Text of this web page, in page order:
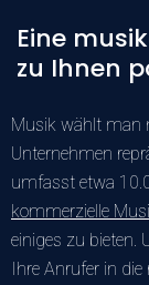
Eine
zu Ihnen
Musik wählt man
Unternehmen
umfasst etwa
kommerzielle
einiges zu bieten.
Ihre Anrufer in